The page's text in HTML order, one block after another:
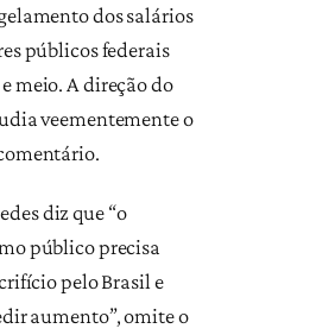
dos salários
públicos federais
meio. A direção do
veementemente o
diz que “o
público precisa
pelo Brasil e
aumento”, omite o